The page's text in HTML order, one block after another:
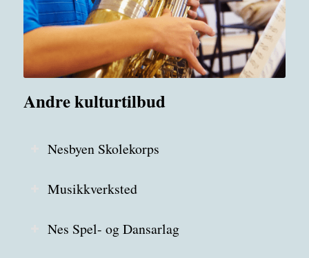
Andre kulturtilbud
Nesbyen Skolekorps
Musikkverksted
Nes Spel- og Dansarlag